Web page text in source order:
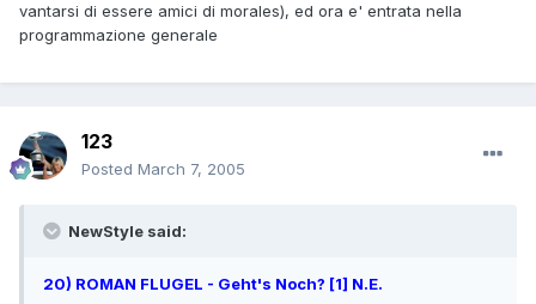
vantarsi di essere amici di morales), ed ora e' entrata nella
programmazione generale
123
Posted March 7, 2005
NewStyle said:
20) ROMAN FLUGEL - Geht's Noch? [1] N.E.